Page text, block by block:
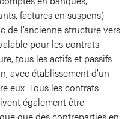
factures en suspens)
de l’ancienne structure vers
pour les contrats.
tous les actifs et passifs
avec établissement d’un
eux. Tous les contrats
également être